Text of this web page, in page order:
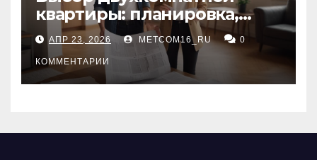
квартиры: планировка,
состояние жилья и
проверка документов
АПР 23, 2026 METCOM16_RU 0
КОММЕНТАРИИ